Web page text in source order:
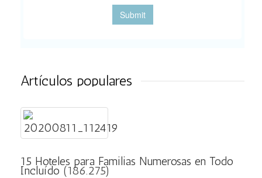
Artículos populares
15 Hoteles para Familias Numerosas en Todo
Incluído (186.275)